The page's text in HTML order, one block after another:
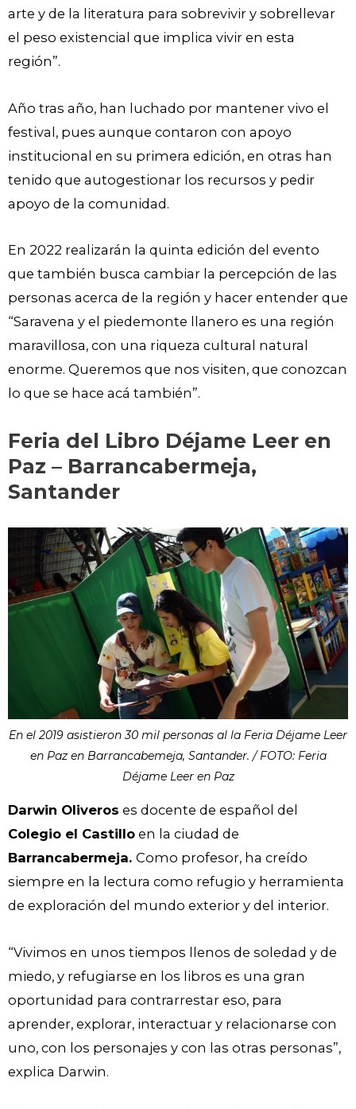
arte y de la literatura para sobrevivir y sobrellevar
el peso existencial que implica vivir en esta
región”.
Año tras año, han luchado por mantener vivo el
festival, pues aunque contaron con apoyo
institucional en su primera edición, en otras han
tenido que autogestionar los recursos y pedir
apoyo de la comunidad.
En 2022 realizarán la quinta edición del evento
que también busca cambiar la percepción de las
personas acerca de la región y hacer entender que
“Saravena y el piedemonte llanero es una región
maravillosa, con una riqueza cultural natural
enorme. Queremos que nos visiten, que conozcan
lo que se hace acá también”.
Feria del Libro Déjame Leer en
Paz – Barrancabermeja,
Santander
En el 2019 asistieron 30 mil personas al la Feria Déjame Leer
en Paz en Barrancabemeja, Santander. / FOTO: Feria
Déjame Leer en Paz
Darwin Oliveros es docente de español del
Colegio el Castillo en la ciudad de
Barrancabermeja. Como profesor, ha creído
siempre en la lectura como refugio y herramienta
de exploración del mundo exterior y del interior.
“Vivimos en unos tiempos llenos de soledad y de
miedo, y refugiarse en los libros es una gran
oportunidad para contrarrestar eso, para
aprender, explorar, interactuar y relacionarse con
uno, con los personajes y con las otras personas”,
explica Darwin.